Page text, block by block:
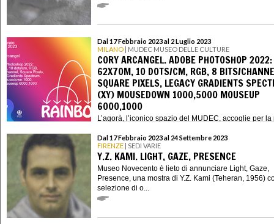
Dal 17 Febbraio 2023 al 2 Luglio 2023
MILANO | MUDEC MUSEO DELLE CULTURE
CORY ARCANGEL. ADOBE PHOTOSHOP 2022:
62X70M, 10 DOTS/CM, RGB, 8 BITS/
SQUARE PIXELS, LEGACY GRADIENTS
(XY) MOUSEDOWN 1000,5000 MOUSEUP
6000,1000
L’agorà, l’iconico spazio del MUDEC, accoglie per la
62x70m, 1...
Dal 17 Febbraio 2023 al 24 Settembre 2023
FIRENZE | SEDI VARIE
Y.Z. KAMI. LIGHT, GAZE, PRESENCE
Museo Novecento è lieto di annunciare Light, Gaze,
Presence, una mostra di Y.Z. Kami (Teheran, 1956)
selezione di o...